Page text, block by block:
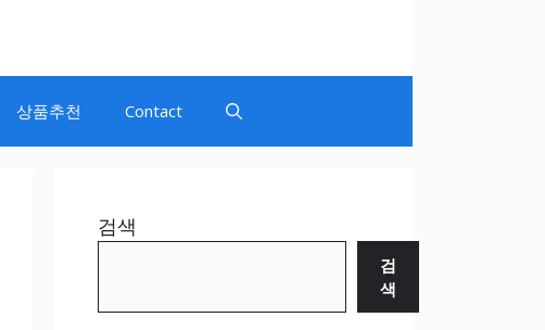
상품추천 Contact
검색
검
색